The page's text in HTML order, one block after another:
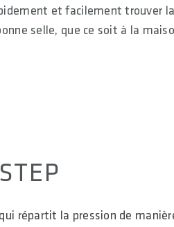
et facilement trouver
selle, que ce soit à la
répartit la pression de